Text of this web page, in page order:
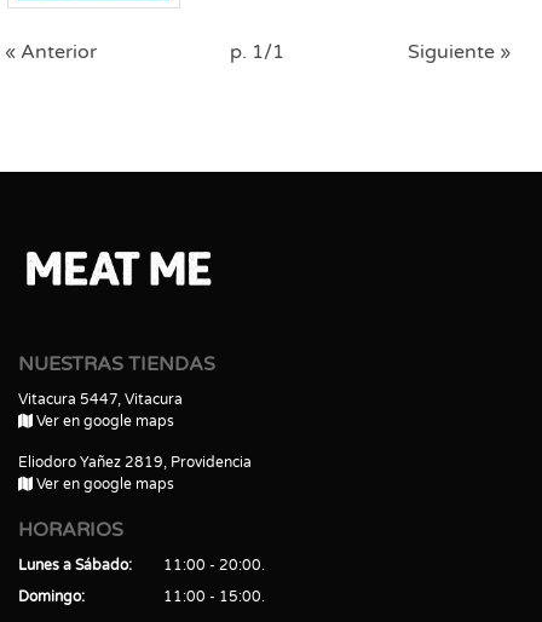
« Anterior p. 1/1 Siguiente »
NUESTRAS TIENDAS
Vitacura 5447, Vitacura
Ver en google maps
Eliodoro Yañez 2819, Providencia
Ver en google maps
HORARIOS
Lunes a Sábado
11:00 - 20:00
Domingo
11:00 - 15:00